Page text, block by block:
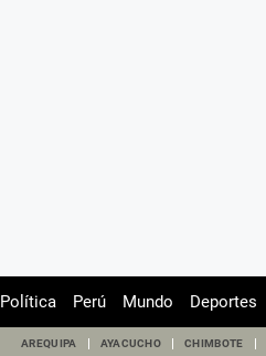
Política Perú Mundo Deportes
AREQUIPA AYACUCHO CHIMBOTE